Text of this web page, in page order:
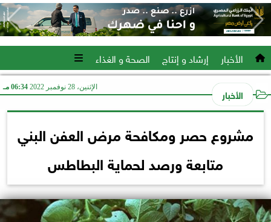
الأخبار إرشاد و إنتاج الصحة و الغذاء
الأخبار الإثنين، 28 نوفمبر 2022 06:34 مـ
مشروع حصر ومكافحة مرض العفن البني
متابعة ورصد لحماية البطاطس